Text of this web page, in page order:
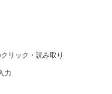
リック・読み取り
力